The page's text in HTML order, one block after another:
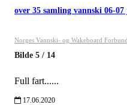
over 35 samling vannski 06-
Norges Vannski- og Wakeboard
Bilde 5 / 14
Full fart......
17.06.2020